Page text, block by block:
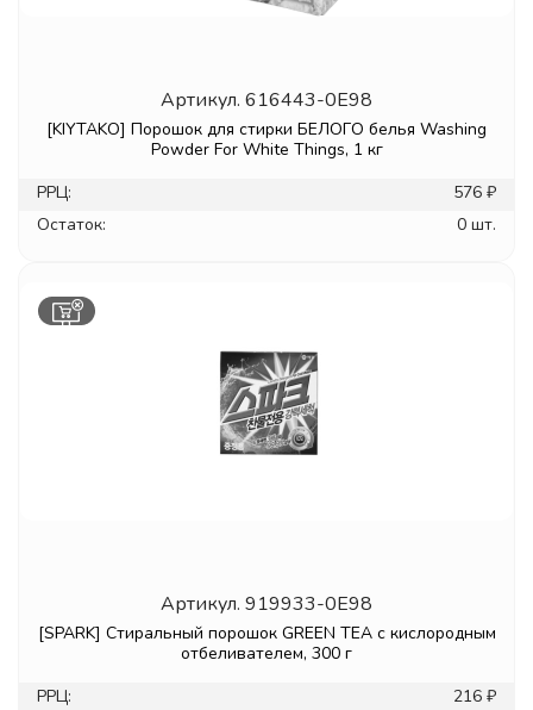
Артикул. 616443-0E98
[KIYTAKO] Порошок для стирки БЕЛОГО белья Washing
Powder For White Things, 1 кг
РРЦ:
576 ₽
Остаток:
0 шт.
Артикул. 919933-0E98
[SPARK] Стиральный порошок GREEN TEA с кислородным
отбеливателем, 300 г
РРЦ:
216 ₽